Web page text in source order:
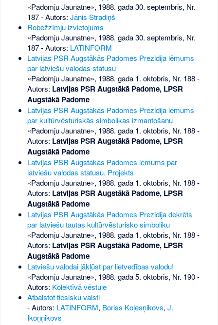
«Padomju Jaunatne», 1988. gada 30. septembris, Nr.
187- Autors: Jānis Stradiņš
Robežzīmju izvietojums
«Padomju Jaunatne», 1988. gada 30. septembris, Nr.
187- Autors: LATINFORM
Latvijas PSR Augstākās Padomes Prezidija lēmums
par latviešu valodas statusu
«Padomju Jaunatne», 1988. gada 1. oktobris, Nr. 188-
Autors: Latvijas PSR Augstākā Padome, LPSR
Augstākā Padome
Latvijas PSR Augstākās Padomes Prezidija lēmums
par kultūrvēsturiskās simbolikas izmantošanu
«Padomju Jaunatne», 1988. gada 1. oktobris, Nr. 188-
Autors: Latvijas PSR Augstākā Padome, LPSR
Augstākā Padome
Latvijas PSR Augstākās Padomes lēmums par
latviešu valodas statusu. Projekts
«Padomju Jaunatne», 1988. gada 1. oktobris, Nr. 188-
Autors: Latvijas PSR Augstākā Padome, LPSR
Augstākā Padome
Latvijas PSR Augstākās Padomes Prezidija dekrēts
par latviešu tautas kultūrvēsturisko simboliku
«Padomju Jaunatne», 1988. gada 1. oktobris, Nr. 188-
Autors: Latvijas PSR Augstākā Padome, LPSR
Augstākā Padome
Latviešu valodai jākļūst par lietvedības valodu!
«Padomju Jaunatne», 1988. gada 5. oktobris, Nr. 190-
Autors: Kolektīvā vēstule
Atbalstot tiesisku valsti
- Autors: LATINFORM, Boriss Koļesņikovs, J.
Ikoņņikovs